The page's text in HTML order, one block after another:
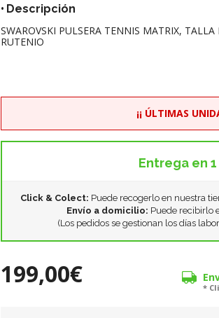
Descripción
SWAROVSKI PULSERA TENNIS MATRIX,
RUTENIO
¡¡ ÚLTIMAS
Entrega en
Click & Colect: Puede recogerlo en nuestra
Envío a domicilio: Puede recibirlo
(Los pedidos se gestionan los días
199,00€ *